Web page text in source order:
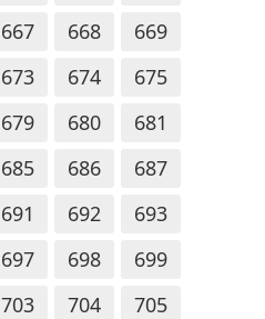
667 668
669
673 674
675
679 680
681
685 686
687
691 692
693
697 698
699
703 704
705